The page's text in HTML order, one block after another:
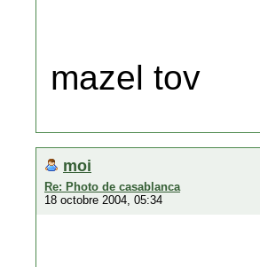
mazel tov
moi
Re: Photo de casablanca
18 octobre 2004, 05:34